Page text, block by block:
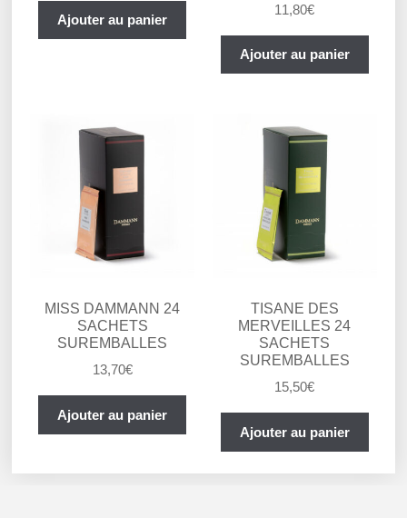
Ajouter au panier
11,80€
Ajouter au panier
MISS DAMMANN 24
SACHETS
SUREMBALLES
13,70€
Ajouter au panier
TISANE DES
MERVEILLES 24
SACHETS
SUREMBALLES
15,50€
Ajouter au panier